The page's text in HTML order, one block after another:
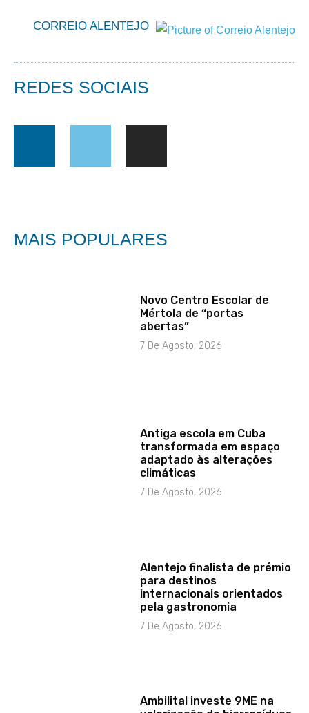
CORREIO ALENTEJO
REDES SOCIAIS
MAIS POPULARES
Novo Centro Escolar de
Mértola de “portas
abertas”
7 De Agosto, 2026
Antiga escola em Cuba
transformada em espaço
adaptado às alterações
climáticas
7 De Agosto, 2026
Alentejo finalista de prémio
para destinos
internacionais orientados
pela gastronomia
7 De Agosto, 2026
Ambilital investe 9ME na